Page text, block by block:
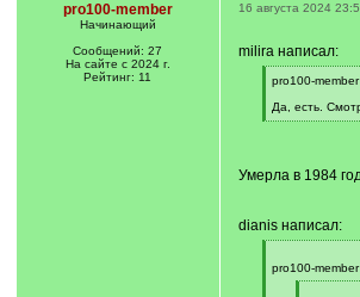
pro100-member
Начинающий
Сообщений: 27
На сайте с 2024 г.
Рейтинг: 11
16 августа 2024
milira написал:
[
]
pro100-member
Да, есть.
[
Умерла в 1984
dianis написал:
q
pro100-